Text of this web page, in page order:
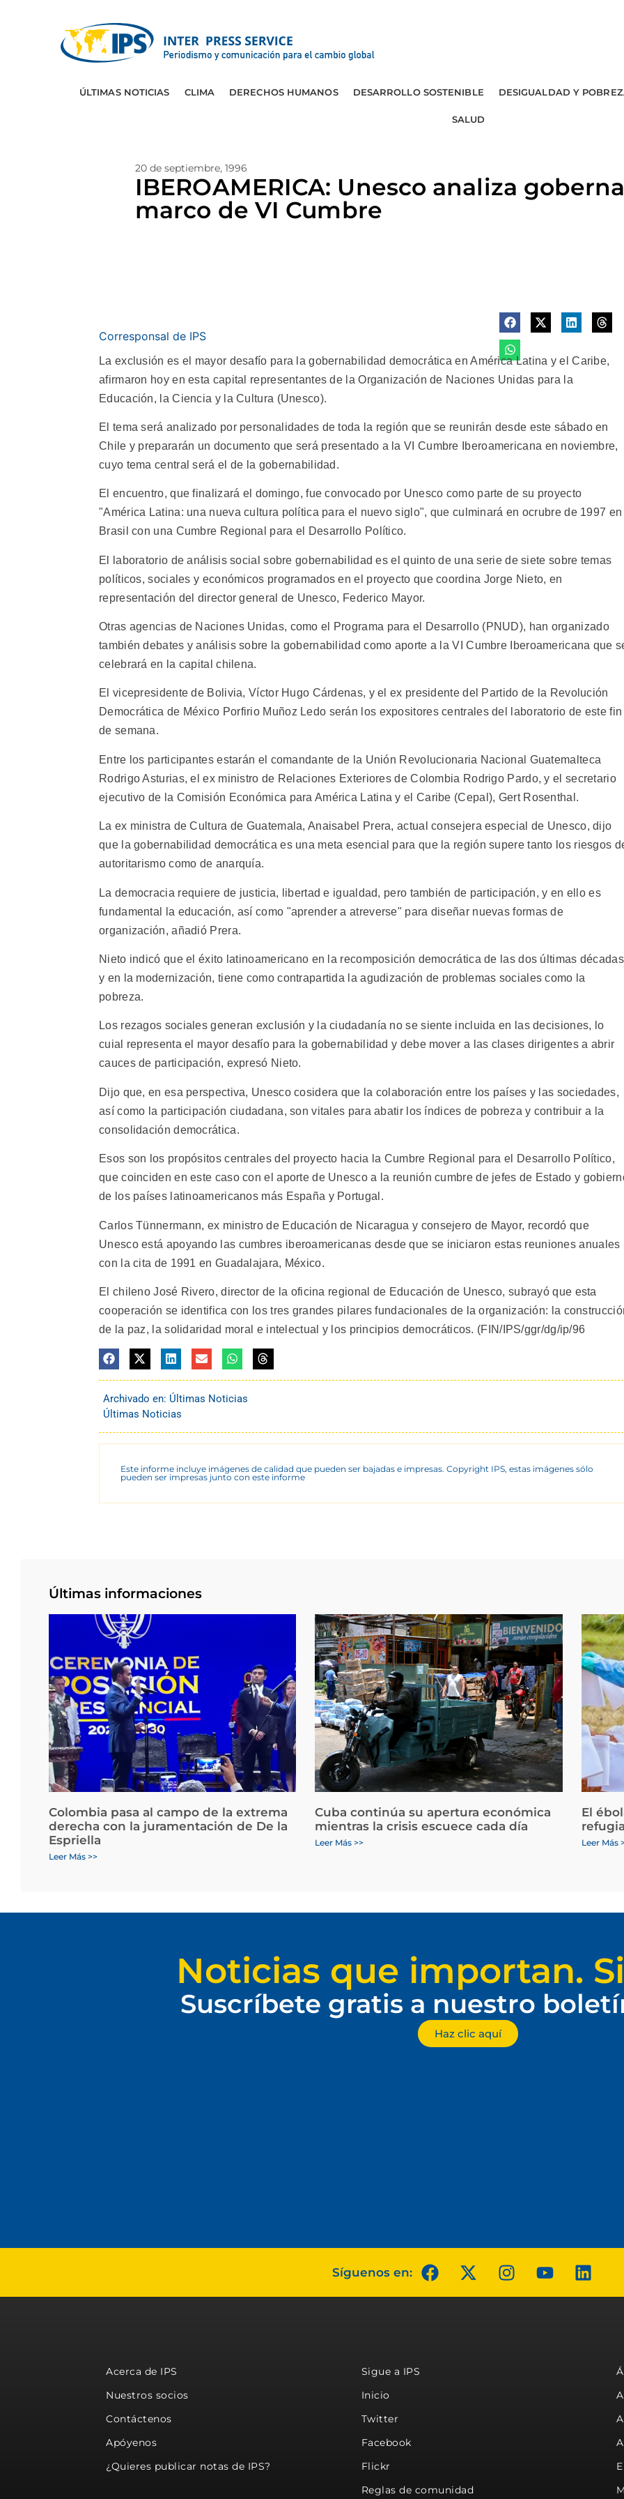
ÚLTIMAS NOTICIAS CLIMA DERECHOS HUMANOS DESARROLLO SOSTENIBLE DESIGUALDAD Y
SALUD
20 de septiembre, 1996
IBEROAMERICA: Unesco analiza
marco de VI Cumbre
Corresponsal de IPS
La exclusión es el mayor desafío para la gobernabilidad democrática en América Latina y el Caribe,
afirmaron hoy en esta capital representantes de la Organización de Naciones Unidas para la
Educación, la Ciencia y la Cultura (Unesco).
El tema será analizado por personalidades de toda la región que se reunirán desde este sábado en
Chile y prepararán un documento que será presentado a la VI Cumbre Iberoamericana en noviembre,
cuyo tema central será el de la gobernabilidad.
El encuentro, que finalizará el domingo, fue convocado por Unesco como parte de su proyecto
"América Latina: una nueva cultura política para el nuevo siglo", que culminará en ocrubre de 1997 en
Brasil con una Cumbre Regional para el Desarrollo Político.
El laboratorio de análisis social sobre gobernabilidad es el quinto de una serie de siete sobre temas
políticos, sociales y económicos programados en el proyecto que coordina Jorge Nieto, en
representación del director general de Unesco, Federico Mayor.
Otras agencias de Naciones Unidas, como el Programa para el Desarrollo (PNUD), han organizado
también debates y análisis sobre la gobernabilidad como aporte a la VI Cumbre Iberoamericana que
celebrará en la capital chilena.
El vicepresidente de Bolivia, Víctor Hugo Cárdenas, y el ex presidente del Partido de la Revolución
Democrática de México Porfirio Muñoz Ledo serán los expositores centrales del laboratorio de este fin
de semana.
Entre los participantes estarán el comandante de la Unión Revolucionaria Nacional Guatemalteca
Rodrigo Asturias, el ex ministro de Relaciones Exteriores de Colombia Rodrigo Pardo, y el secretario
ejecutivo de la Comisión Económica para América Latina y el Caribe (Cepal), Gert Rosenthal.
La ex ministra de Cultura de Guatemala, Anaisabel Prera, actual consejera especial de Unesco, dijo
que la gobernabilidad democrática es una meta esencial para que la región supere tanto los riesgos
autoritarismo como de anarquía.
La democracia requiere de justicia, libertad e igualdad, pero también de participación, y en ello es
fundamental la educación, así como "aprender a atreverse" para diseñar nuevas formas de
organización, añadió Prera.
Nieto indicó que el éxito latinoamericano en la recomposición democrática de las dos últimas décadas
y en la modernización, tiene como contrapartida la agudización de problemas sociales como la
pobreza.
Los rezagos sociales generan exclusión y la ciudadanía no se siente incluida en las decisiones, lo
cuial representa el mayor desafío para la gobernabilidad y debe mover a las clases dirigentes a abrir
cauces de participación, expresó Nieto.
Dijo que, en esa perspectiva, Unesco cosidera que la colaboración entre los países y las sociedades,
así como la participación ciudadana, son vitales para abatir los índices de pobreza y contribuir a la
consolidación democrática.
Esos son los propósitos centrales del proyecto hacia la Cumbre Regional para el Desarrollo Político,
que coinciden en este caso con el aporte de Unesco a la reunión cumbre de jefes de Estado y
de los países latinoamericanos más España y Portugal.
Carlos Tünnermann, ex ministro de Educación de Nicaragua y consejero de Mayor, recordó que
Unesco está apoyando las cumbres iberoamericanas desde que se iniciaron estas reuniones anuales
con la cita de 1991 en Guadalajara, México.
El chileno José Rivero, director de la oficina regional de Educación de Unesco, subrayó que esta
cooperación se identifica con los tres grandes pilares fundacionales de la organización: la
de la paz, la solidaridad moral e intelectual y los principios democráticos. (FIN/IPS/ggr/dg/ip/96
Archivado en: Últimas Noticias
Últimas Noticias
Este informe incluye imágenes de calidad que pueden ser bajadas e impresas. Copyright IPS, estas imágenes sólo
pueden ser impresas junto con este informe
Últimas informaciones
Colombia pasa al campo de la extrema
derecha con la juramentación de De la
Espriella
Leer Más >>
Cuba continúa su apertura económica
mientras la crisis escuece cada día
Leer Más >>
El
Leer Más
Noticias que importan.
Suscríbete gratis a nuestro
Haz clic aquí
Síguenos en:
Acerca de IPS
Nuestros socios
Contáctenos
Apóyenos
¿Quieres publicar notas de IPS?
Sigue a IPS
Inicio
Twitter
Facebook
Flickr
Reglas de comunidad